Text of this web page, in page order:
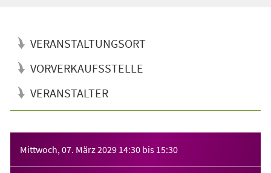
VERANSTALTUNGSORT
VORVERKAUFSSTELLE
VERANSTALTER
Mittwoch, 07. März 2029 14:30 bis 15:30